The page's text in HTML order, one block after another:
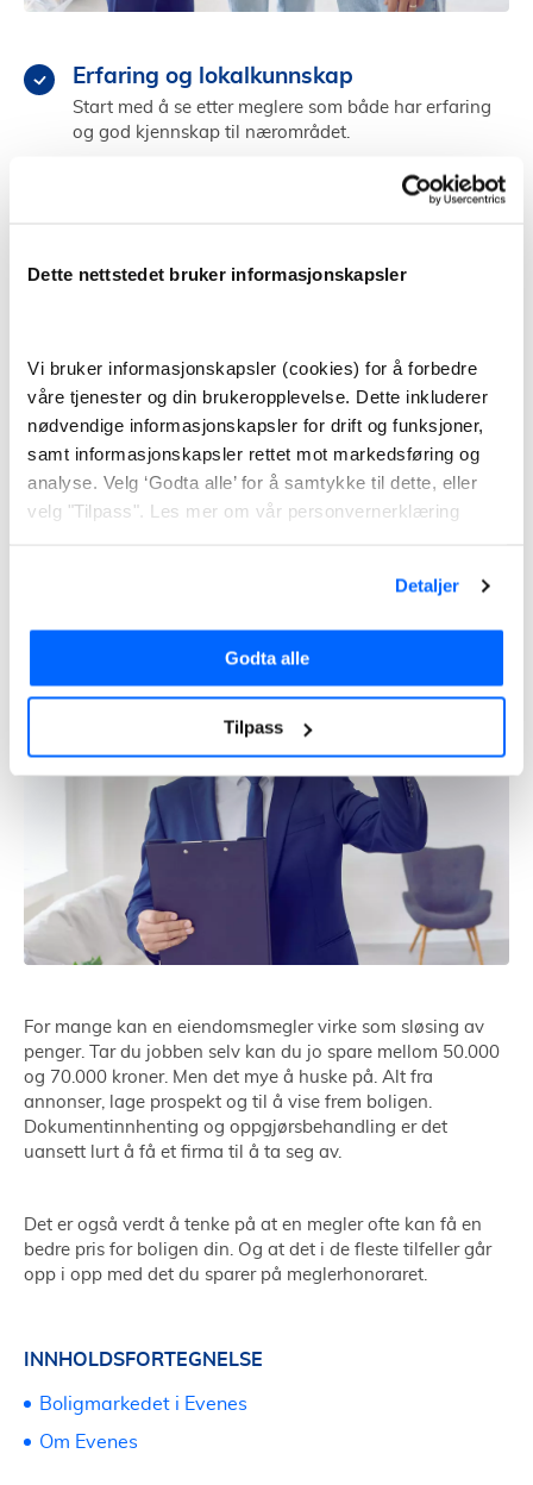
Dette nettstedet bruker informasjonskapsler
Vi bruker informasjonskapsler (cookies) for å forbedre
våre tjenester og din brukeropplevelse. Dette inkluderer
nødvendige informasjonskapsler for drift og funksjoner,
samt informasjonskapsler rettet mot markedsføring og
analyse. Velg ‘Godta alle’ for å samtykke til dette, eller
velg "Tilpass". Les mer om vår personvernerklæring
Detaljer
Godta alle
Tilpass
Erfaring og lokalkunnskap
Start med å se etter meglere som både har erfaring
og god kjennskap til nærområdet.
Kjemi og personlighet
Finn megler i Evenes
For mange kan en eiendomsmegler virke som sløsing av
penger. Tar du jobben selv kan du jo spare mellom 50.000
og 70.000 kroner. Men det mye å huske på. Alt fra
annonser, lage prospekt og til å vise frem boligen.
Dokumentinnhenting og oppgjørsbehandling er det
uansett lurt å få et firma til å ta seg av.
Det er også verdt å tenke på at en megler ofte kan få en
bedre pris for boligen din. Og at det i de fleste tilfeller går
opp i opp med det du sparer på meglerhonoraret.
INNHOLDSFORTEGNELSE
Boligmarkedet i Evenes
Om Evenes